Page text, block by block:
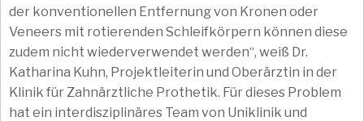
der konventionellen Entfernung von Kronen oder
Veneers mit rotierenden Schleifkörpern können diese
zudem nicht wiederverwendet werden“, weiß Dr.
Katharina Kuhn, Projektleiterin und Oberärztin in der
Klinik für Zahnärztliche Prothetik. Für dieses Problem
hat ein interdisziplinäres Team von Uniklinik und